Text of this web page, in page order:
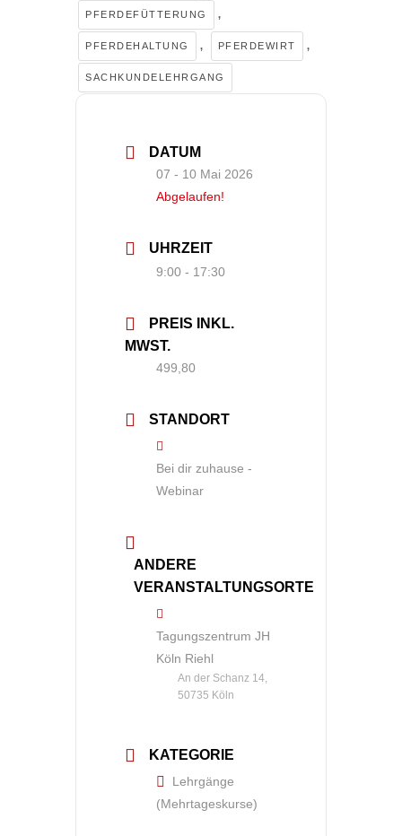
PFERDEFÜTTERUNG ,
PFERDEHALTUNG , PFERDEWIRT ,
SACHKUNDELEHRGANG
DATUM
07 - 10 Mai 2026
Abgelaufen!
UHRZEIT
9:00 - 17:30
PREIS INKL.
MWST.
499,80
STANDORT
Bei dir zuhause -
Webinar
ANDERE
VERANSTALTUNGSORTE
Tagungszentrum JH
Köln Riehl
An der Schanz 14,
50735 Köln
KATEGORIE
Lehrgänge
(Mehrtageskurse)